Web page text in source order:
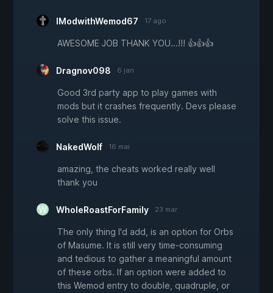
IModwithWemod67 17 ago
AWESOME JOB THANK YOU...!!! 👍👍👍
Dragnov098 6 jan
Good 3rd party app to play games with
mods but it crashes frequently. Devs please
solve this issue.
NakedWolf 16 mai
amazing, the cheats worked really well
thank you
WholeRoastForFamily 23 mar
The only thing I'd add, is an option for Orbs
of Masume. It is still very time-consuming
and tedious to gather a meaningful amount
of these orbs. If an option were added to
this Wemod entry to double, quadruple, or